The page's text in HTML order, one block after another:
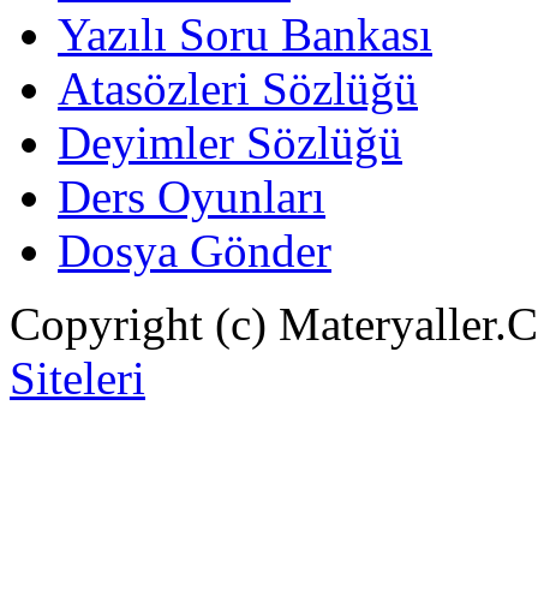
Yazılı Soru Bankası
Atasözleri Sözlüğü
Deyimler Sözlüğü
Ders Oyunları
Dosya Gönder
Copyright (c)
Siteleri